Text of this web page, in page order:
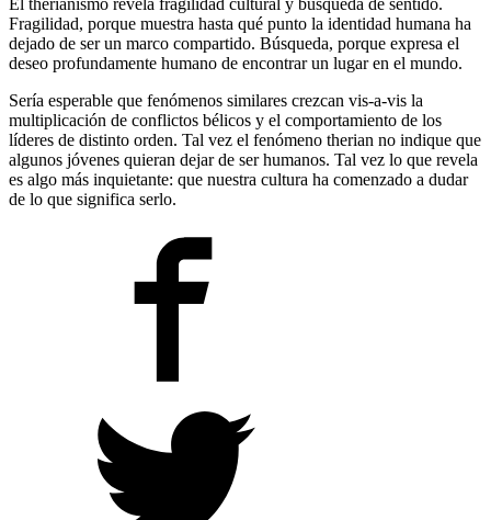
Fragilidad, porque muestra hasta qué punto la identidad humana ha
dejado de ser un marco compartido. Búsqueda, porque expresa el
deseo profundamente humano de encontrar un lugar en el mundo.
Sería esperable que fenómenos similares crezcan vis-a-vis la
multiplicación de conflictos bélicos y el comportamiento de los
líderes de distinto orden. Tal vez el fenómeno therian no indique que
algunos jóvenes quieran dejar de ser humanos. Tal vez lo que revela
es algo más inquietante: que nuestra cultura ha comenzado a dudar
de lo que significa serlo.